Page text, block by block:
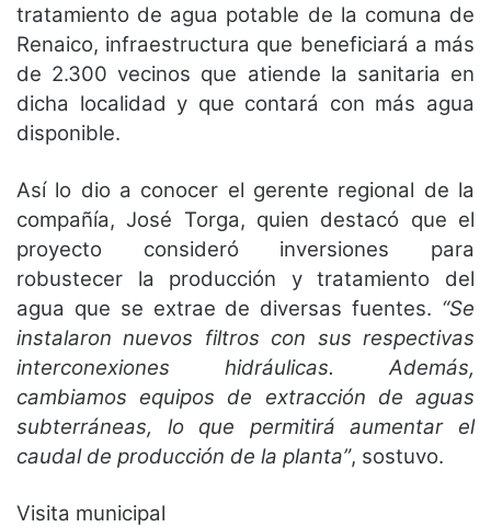
tratamiento de agua potable de la comuna de
Renaico, infraestructura que beneficiará a más
de 2.300 vecinos que atiende la sanitaria en
dicha localidad y que contará con más agua
disponible.
Así lo dio a conocer el gerente regional de la
compañía, José Torga, quien destacó que el
proyecto consideró inversiones para
robustecer la producción y tratamiento del
agua que se extrae de diversas fuentes. “Se
instalaron nuevos filtros con sus respectivas
interconexiones hidráulicas. Además,
cambiamos equipos de extracción de aguas
subterráneas, lo que permitirá aumentar el
caudal de producción de la planta”, sostuvo.
Visita municipal